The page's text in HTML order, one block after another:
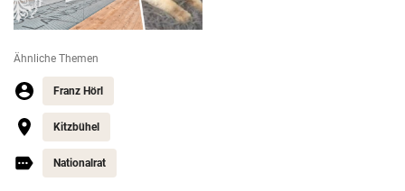
Ähnliche Themen
Franz Hörl
Kitzbühel
Nationalrat